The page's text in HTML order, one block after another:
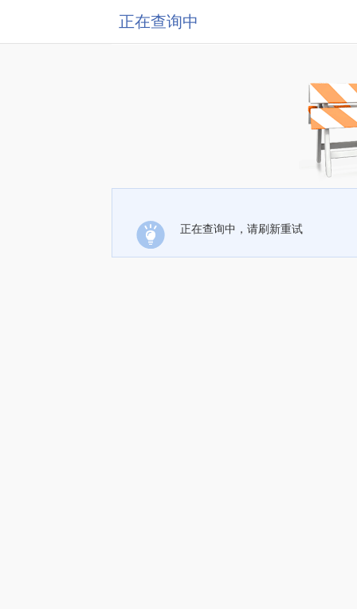
正在查询中
正在查询中，请刷新重试